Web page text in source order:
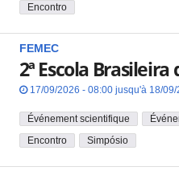
Encontro
FEMEC
2ª Escola
17/09/2026 - 08:00 jusqu'à 18/09/
Événement scientifique
Encontro
Simpósio